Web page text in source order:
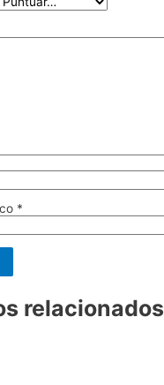
*
relacionados